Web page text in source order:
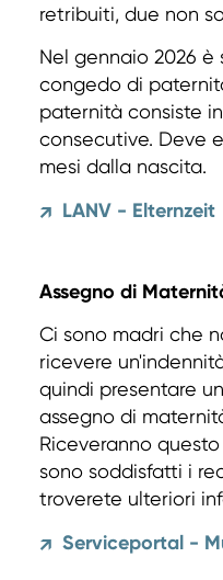
retribuiti, due non
Nel gennaio 2026
congedo di
paternità consiste
consecutive. Deve
mesi dalla nascita.
↗ LANV - Elternzeit
Assegno di
Ci sono madri che
ricevere
quindi presentare
assegno di
Riceveranno
sono soddisfatti i
troverete ulteriori
↗ Serviceportal -